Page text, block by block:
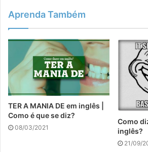
Aprenda Também
TER A MANIA DE em inglês |
Como é que se diz?
08/03/2021
Como
inglês?
21/09/